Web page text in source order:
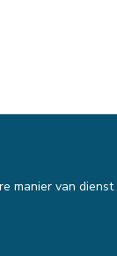
manier van dienst